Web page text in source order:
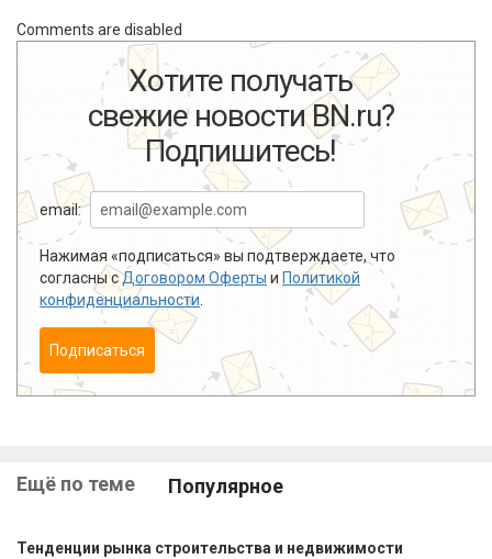
Comments are disabled
Хотите получать
свежие новости BN.ru?
Подпишитесь!
email:
Нажимая «подписаться» вы подтверждаете, что
согласны сДоговором Оферты и Политикой
конфиденциальности
Подписаться
Ещё по теме Популярное
Тенденции рынка строительства и недвижимости